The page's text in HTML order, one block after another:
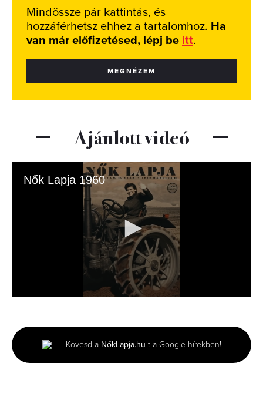
Mindössze pár kattintás, és
hozzáférhetsz ehhez a tartalomhoz. Ha
van már előfizetésed, lépj be itt.
MEGNÉZEM
Ajánlott videó
Nők Lapja 1960
seconds
Kövesd a NőkLapja.hu-t a Google hírekben!